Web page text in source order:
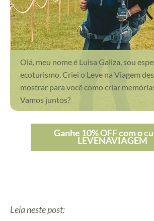
Olá, meu nome é Luisa Galiza, sou
ecoturismo. Criei o Leve na Viagem
mostrar para você como criar
Vamos juntos?
Ganhe 10% OFF com o
LEVENAVIAGEM
Leia neste post: